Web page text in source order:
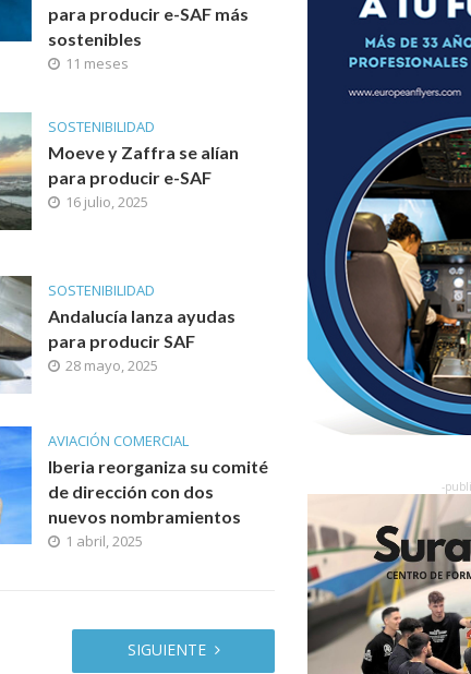
para producir e-SAF más
sostenibles
11 meses
SOSTENIBILIDAD
Moeve y Zaffra se alían
para producir e-SAF
16 julio, 2025
SOSTENIBILIDAD
Andalucía lanza ayudas
para producir SAF
28 mayo, 2025
AVIACIÓN COMERCIAL
Iberia reorganiza su comité
de dirección con dos
nuevos nombramientos
1 abril, 2025
SIGUIENTE